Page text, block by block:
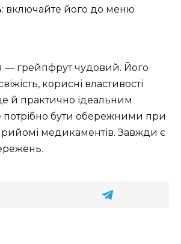
: включайте його до меню
— грейпфрут чудовий. Його
корисні властивості
й практично ідеальним
потрібно бути обережними при
медикаментів. Завжди є